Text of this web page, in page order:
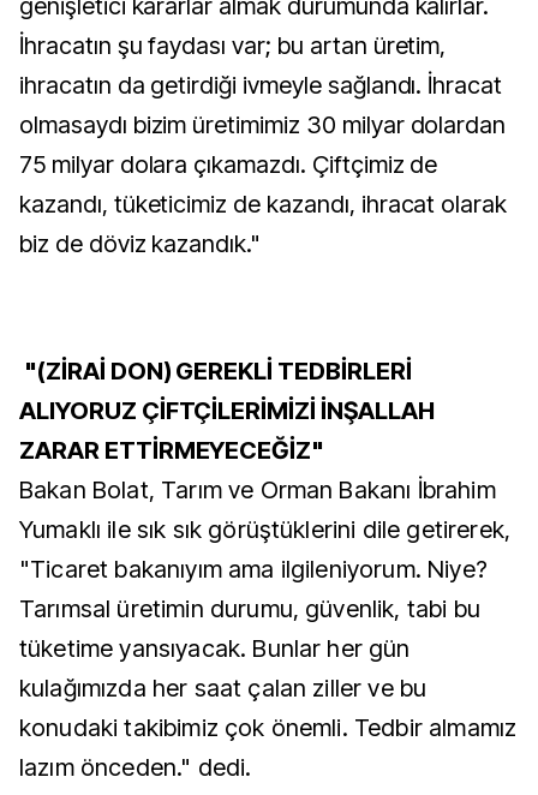
genişletici kararlar almak durumunda kalırlar.
İhracatın şu faydası var; bu artan üretim,
ihracatın da getirdiği ivmeyle sağlandı. İhracat
olmasaydı bizim üretimimiz 30 milyar dolardan
75 milyar dolara çıkamazdı. Çiftçimiz de
kazandı, tüketicimiz de kazandı, ihracat olarak
biz de döviz kazandık."
"(ZİRAİ DON) GEREKLİ TEDBİRLERİ
ALIYORUZ ÇİFTÇİLERİMİZİ İNŞALLAH
ZARAR ETTİRMEYECEĞİZ"
Bakan Bolat, Tarım ve Orman Bakanı İbrahim
Yumaklı ile sık sık görüştüklerini dile getirerek,
"Ticaret bakanıyım ama ilgileniyorum. Niye?
Tarımsal üretimin durumu, güvenlik, tabi bu
tüketime yansıyacak. Bunlar her gün
kulağımızda her saat çalan ziller ve bu
konudaki takibimiz çok önemli. Tedbir almamız
lazım önceden." dedi.